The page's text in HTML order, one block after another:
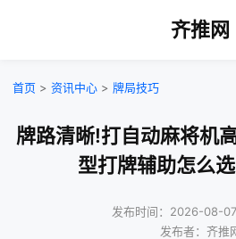
齐推网
首页 > 资讯中心 > 牌局技巧
牌路清晰!打自动麻将机
型打牌辅助怎么
发布时间：2026-08-
发布者：齐推